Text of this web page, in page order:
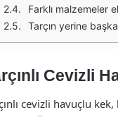
Farklı malzemeler
Tarçın yerine
Cevizli
cevizli havuçlu